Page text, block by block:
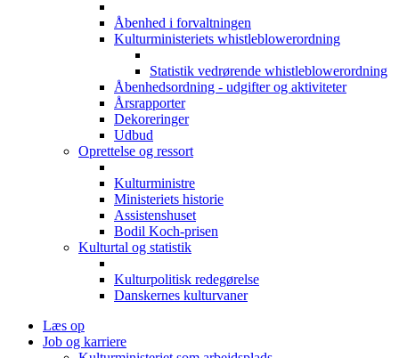
Åbenhed i forvaltningen
Kulturministeriets whistleblowerordning
Statistik vedrørende whistleblowerordning
Åbenhedsordning - udgifter og aktiviteter
Årsrapporter
Dekoreringer
Udbud
Oprettelse og ressort
Kulturministre
Ministeriets historie
Assistenshuset
Bodil Koch-prisen
Kulturtal og statistik
Kulturpolitisk redegørelse
Danskernes kulturvaner
Læs op
Job og karriere